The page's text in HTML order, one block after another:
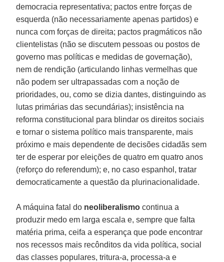
democracia representativa; pactos entre forças de
esquerda (não necessariamente apenas partidos) e
nunca com forças de direita; pactos pragmáticos não
clientelistas (não se discutem pessoas ou postos de
governo mas políticas e medidas de governação),
nem de rendição (articulando linhas vermelhas que
não podem ser ultrapassadas com a noção de
prioridades, ou, como se dizia dantes, distinguindo as
lutas primárias das secundárias); insistência na
reforma constitucional para blindar os direitos sociais
e tornar o sistema político mais transparente, mais
próximo e mais dependente de decisões cidadãs sem
ter de esperar por eleições de quatro em quatro anos
(reforço do referendum); e, no caso espanhol, tratar
democraticamente a questão da plurinacionalidade.
A máquina fatal do neoliberalismo continua a
produzir medo em larga escala e, sempre que falta
matéria prima, ceifa a esperança que pode encontrar
nos recessos mais recônditos da vida política, social
das classes populares, tritura-a, processa-a e